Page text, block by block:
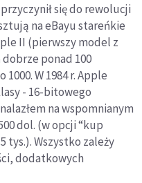
się do rewolucji
na eBayu stareńkie
II (pierwszy model z
dobrze ponad 100
W 1984 r. Apple
- 16-bitowego
na wspomnianym
dol. (w opcji “kup
tys.). Wszystko zależy
dodatkowych